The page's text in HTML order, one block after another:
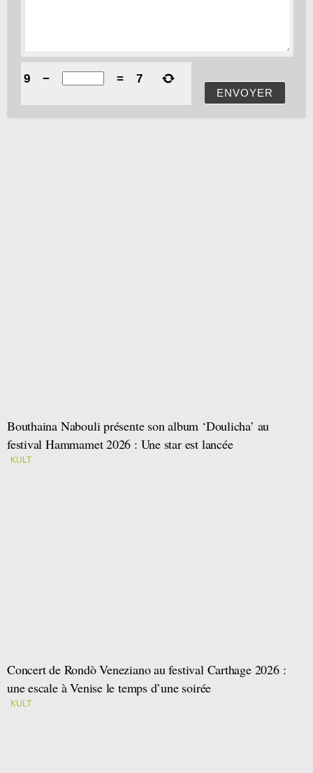
ENVOYER
9 − = 7
Bouthaina Nabouli présente son album ‘Doulicha’ au
festival Hammamet 2026 : Une star est lancée
KULT
Concert de Rondò Veneziano au festival Carthage 2026 :
une escale à Venise le temps d’une soirée
KULT